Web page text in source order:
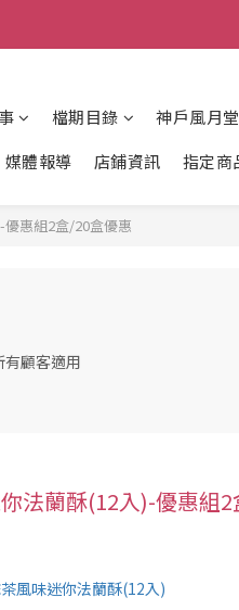
檔期目錄 神戶風月
媒體報導 店鋪資訊 指定商
惠組2盒/20盒優惠
有顧客適用
法蘭酥(12入)-優惠組